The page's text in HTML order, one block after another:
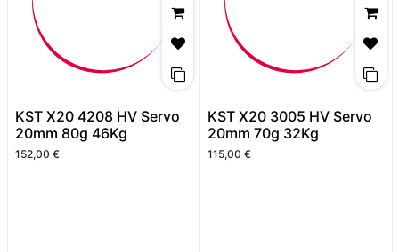
KST X20 4208 HV Servo
20mm 80g 46Kg
152,00 €
KST X20 3005 HV Servo
20mm 70g 32Kg
115,00 €